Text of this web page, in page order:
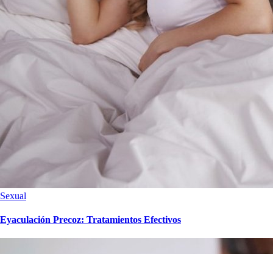
Sexual
Eyaculación Precoz: Tratamientos Efectivos